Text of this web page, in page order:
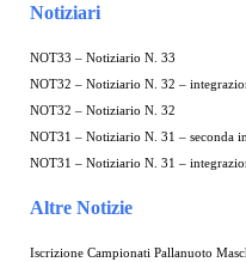
Notiziari
NOT33 – Notiziario N. 33
NOT32 – Notiziario N. 32 –
NOT32 – Notiziario N. 32
NOT31 – Notiziario N. 31 – seconda
NOT31 – Notiziario N. 31 –
Altre Notizie
Iscrizione Campionati Pallanuoto